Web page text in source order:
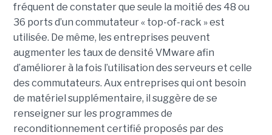
fréquent de constater que seule la moitié des 48 ou
36 ports d’un commutateur « top-of-rack » est
utilisée. De même, les entreprises peuvent
augmenter les taux de densité VMware afin
d’améliorer à la fois l’utilisation des serveurs et celle
des commutateurs. Aux entreprises qui ont besoin
de matériel supplémentaire, il suggère de se
renseigner sur les programmes de
reconditionnement certifié proposés par des